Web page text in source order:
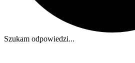
Szukam odpowiedzi...